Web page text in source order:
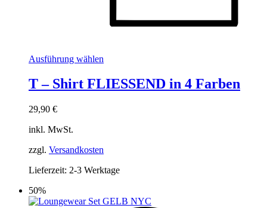
Ausführung wählen
weist
mehrere
auf
der
Produktseite
werden
T – Shirt FLIESSEND in 4 Farben
29,90 €
inkl. MwSt.
zzgl. Versandkosten
Lieferzeit: 2-3 Werktage
50%